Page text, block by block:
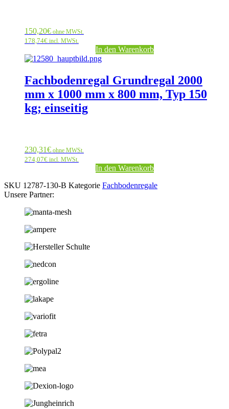
150,20€ ohne MWSt.
178,74€ incl. MWSt.
In den Warenkorb
Fachbodenregal Grundregal 2000
mm x 1000 mm x 800 mm, Typ 150
kg; einseitig
230,31€ ohne MWSt.
274,07€ incl. MWSt.
In den Warenkorb
SKU 12787-130-B Kategorie Fachbodenregale
Unsere Partner: